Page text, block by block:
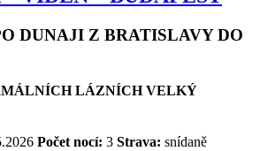
VÍDEŇ – BUDAPEŠŤ
DUNAJI Z BRATISLAVY DO
LÁZNÍCH VELKÝ